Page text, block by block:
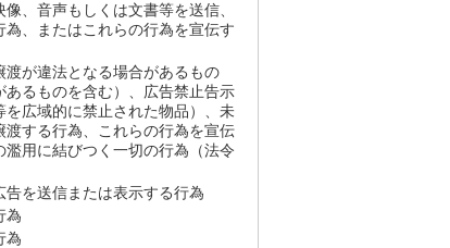
、音声もしくは文書等を送信、
、またはこれらの行為を宣伝す
が違法となる場合があるもの
あるものを含む）、広告禁止告示
広域的に禁止された物品）、未
する行為、これらの行為を宣伝
用に結びつく一切の行為（法令
を送信または表示する行為
為
為